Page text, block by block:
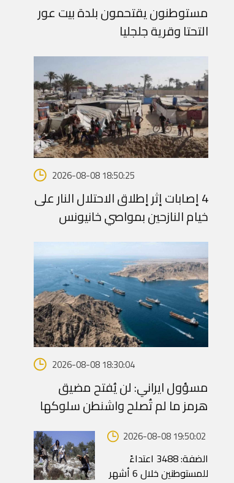
مستوطنون يقتحمون بلدة بيت عور
التحتا وقرية جلجليا
2026-08-08 18:50:25
4 إصابات إثر إطلاق الاحتلال النار على
خيام النازحين بمواصي خانيونس
2026-08-08 18:30:04
مسؤول ايراني: لن يُفتح مضيق
هرمز ما لم تُصلح واشنطن سلوكها
2026-08-08 19:50:02
الضفة: 3488 اعتداءً
للمستوطنين خلال 6 أشهر